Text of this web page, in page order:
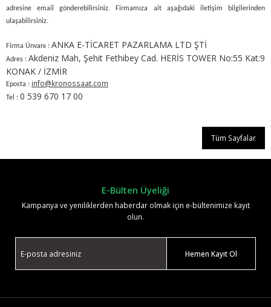
adresine email gönderebilirsiniz. Firmamıza ait aşağıdaki iletişim bilgilerinden
ulaşabilirsiniz.
Firma Ünvanı : ANKA E-TİCARET PAZARLAMA LTD ŞTİ
Adres : Akdeniz Mah, Şehit Fethibey Cad. HERİS TOWER No:55 Kat:9
KONAK / İZMİR
Eposta : info@kronossaat.com
Tel : 0 539 670 17 00
Tüm Sayfalar
E-Bülten Üyeliği
Kampanya ve yeniliklerden haberdar olmak için e-bültenimize kayıt
olun.
Hemen Kayıt Ol